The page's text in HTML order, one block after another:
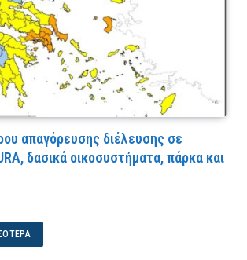
απαγόρευσης διέλευσης σε
δασικά οικοσυστήματα, πάρκα και